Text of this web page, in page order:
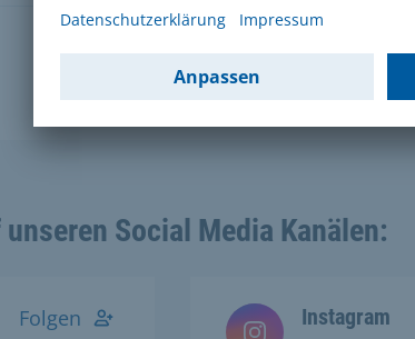
Social Media Kanälen:
Folgen Instagram